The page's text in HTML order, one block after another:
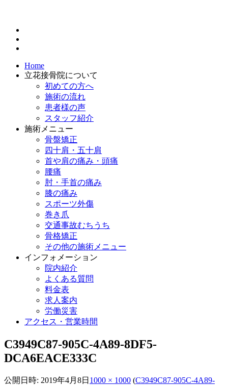
Home
立花接骨院について
初めての方へ
施術の流れ
患者様の声
スタッフ紹介
施術メニュー
骨盤矯正
四十肩・五十肩
首や肩の痛み・頭痛
腰痛
肘・手首の痛み
膝の痛み
スポーツ外傷
巻き爪
交通事故むちうち
骨格矯正
その他の施術メニュー
インフォメーション
院内紹介
よくある質問
料金表
求人案内
労働災害
アクセス・営業時間
C3949C87-905C-4A89-8DF5-
DCA6EACE333C
公開日時: 2019年4月8日 1000 × 1000 (C3949C87-905C-4A89-